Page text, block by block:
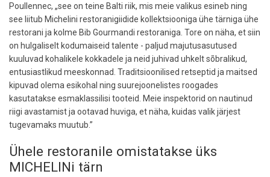
Poullennec, „see on teine Balti riik, mis meie valikus esineb ning
see liitub Michelini restoranigiidide kollektsiooniga ühe tärniga ühe
restorani ja kolme Bib Gourmandi restoraniga. Tore on näha, et siin
on hulgaliselt kodumaiseid talente - paljud majutusasutused
kuuluvad kohalikele kokkadele ja neid juhivad uhkelt sõbralikud,
entusiastlikud meeskonnad. Traditsioonilised retseptid ja maitsed
kipuvad olema esikohal ning suurejoonelistes roogades
kasutatakse esmaklassilisi tooteid. Meie inspektorid on nautinud
riigi avastamist ja ootavad huviga, et näha, kuidas valik järjest
tugevamaks muutub.”
Ühele restoranile omistatakse üks
MICHELINi tärn